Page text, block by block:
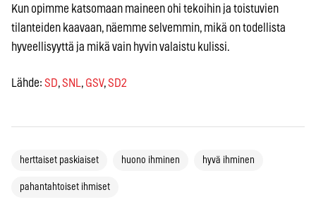
Kun opimme katsomaan maineen ohi tekoihin ja toistuvien
tilanteiden kaavaan, näemme selvemmin, mikä on todellista
hyveellisyyttä ja mikä vain hyvin valaistu kulissi.
Lähde: SD,SNL, GSV,SD2
herttaiset paskiaiset huono ihminen hyvä ihminen
pahantahtoiset ihmiset